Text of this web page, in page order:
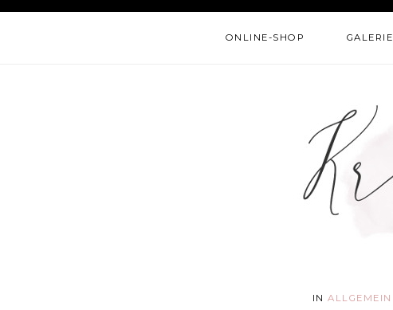
ONLINE-SHOP GALERIE
IN ALLGEMEIN